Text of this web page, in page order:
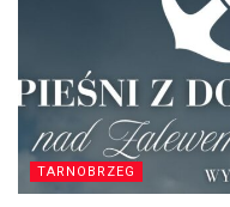
TARNOBRZEG